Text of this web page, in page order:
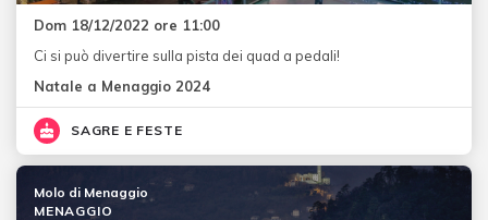
Dom 18/12/2022 ore 11:00
Ci si può divertire sulla pista dei quad a pedali!
Natale a Menaggio 2024
SAGRE E FESTE
Molo di Menaggio
MENAGGIO